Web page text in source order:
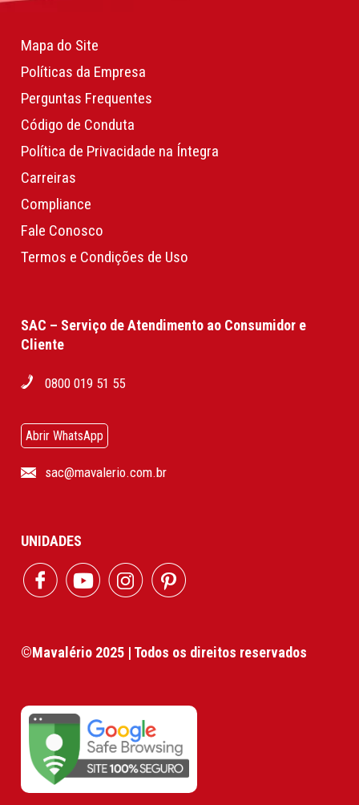
Mapa do Site
Políticas da Empresa
Perguntas Frequentes
Código de Conduta
Política de Privacidade na Íntegra
Carreiras
Compliance
Fale Conosco
Termos e Condições de Uso
SAC – Serviço de Atendimento ao Consumidor e
Cliente
0800 019 51 55
Abrir WhatsApp
sac@mavalerio.com.br
UNIDADES
©Mavalério 2025 | Todos os direitos reservados